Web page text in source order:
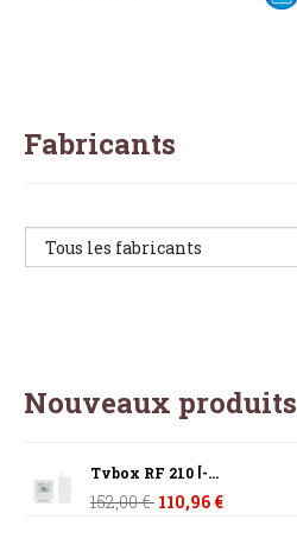
Fabricants
Nouveaux produits
Tybox RF 210 [-...
152,00 € 110,96 €